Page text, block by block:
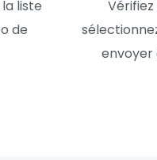
liste
de
envoyer